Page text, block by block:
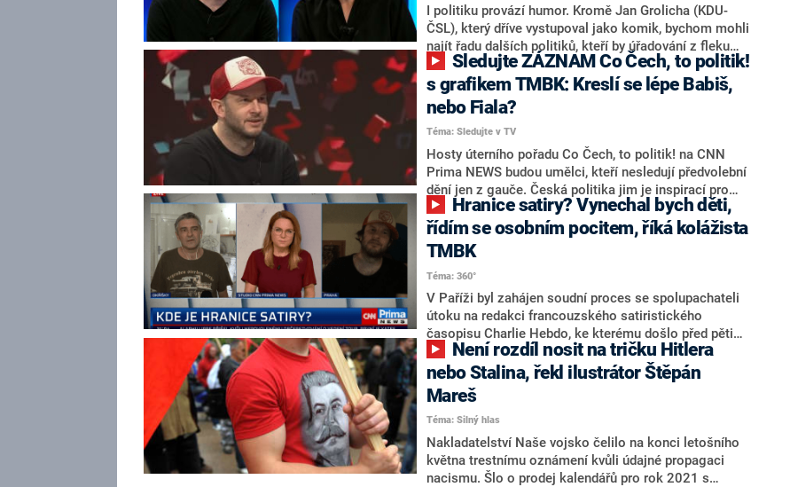
I politiku provází humor. Kromě Jan Grolicha (KDU-
ČSL), který dříve vystupoval jako komik, bychom mohli
najít řadu dalších politiků, kteří by úřadování z fleku
mohli vyměnit za toto povolání. Shodli se na tom v
pořadu Co Čech, to politik! grafik Tomáš Břínek
(TMBK), karikaturista Štěpán Mareš a stand-up
komička Adéla Elbel.
s grafikem TMBK: Kreslí se lépe Babiš,
nebo Fiala?
Téma: Sledujte v TV
Hosty úterního pořadu Co Čech, to politik! na CNN
Prima NEWS budou umělci, kteří nesledují předvolební
dění jen z gauče. Česká politika jim je inspirací pro
ostré glosy, kresby či komentáře. Pozvání do debaty s
moderátorem Petrem Suchoněm přijali populární
stand-up komička Adéla Elbel, fenomén sociálních sítí
Tomáš Břínek známý pod zkratkou TMBK a
karikaturista Štěpán Mareš. Speciální předvolební
vysílání startuje v 18:00.
řídím se osobním pocitem, říká kolážista
TMBK
Téma: 360°
V Paříži byl zahájen soudní proces se spolupachateli
útoku na redakci francouzského satiristického
časopisu Charlie Hebdo, ke kterému došlo před pěti
lety. Před soudem nyní je 14 obžalovaných. Kde končí
satira a začíná útok na něčí city či vyznání? A je
potřeba mít určitou hranici? Na tyto a další otázky
odpovídali v pořadu 360° Pavlíny Wolfové
karikaturista Štěpán Mareš a kolážista Tomáš Břínek
známý jako TMBK.
nebo Stalina, řekl ilustrátor Štěpán
Mareš
Téma: Silný hlas
Nakladatelství Naše vojsko čelilo na konci letošního
května trestnímu oznámení kvůli údajné propagaci
nacismu. Šlo o prodej kalendářů pro rok 2021 s